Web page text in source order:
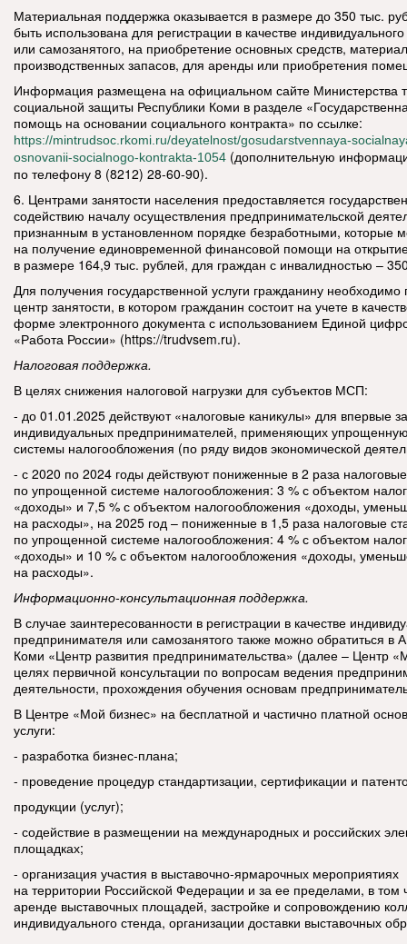
Материальная поддержка оказывается в размере до 350 тыс.
быть использована для регистрации в качестве
или самозанятого, на приобретение основных средств,
производственных запасов, для аренды или приобретения
Информация размещена на официальном сайте Министерства
социальной защиты Республики Коми в разделе
помощь на основании социального контракта» по ссылке:
https://mintrudsoc.rkomi.ru/deyatelnost/gosudarstvennaya-
osnovanii-socialnogo-kontrakta-1054 (дополнительную
по телефону 8 (8212) 28-60-90).
6. Центрами занятости населения предоставляется
содействию началу осуществления предпринимательской
признанным в установленном порядке безработными, которые
на получение единовременной финансовой помощи на
в размере 164,9 тыс. рублей, для граждан с инвалидностью –
Для получения государственной услуги гражданину необходимо
центр занятости, в котором гражданин состоит на учете в
форме электронного документа с использованием Единой
«Работа России» (https://trudvsem.ru).
Налоговая поддержка.
В целях снижения налоговой нагрузки для субъектов МСП:
- до 01.01.2025 действуют «налоговые каникулы» для впервые
индивидуальных предпринимателей, применяющих
системы налогообложения (по ряду видов экономической
- с 2020 по 2024 годы действуют пониженные в 2 раза налоговые
по упрощенной системе налогообложения: 3 % с объектом
«доходы» и 7,5 % с объектом налогообложения «доходы,
на расходы», на 2025 год – пониженные в 1,5 раза налоговые
по упрощенной системе налогообложения: 4 % с объектом
«доходы» и 10 % с объектом налогообложения «доходы,
на расходы».
Информационно-консультационная поддержка.
В случае заинтересованности в регистрации в качестве
предпринимателя или самозанятого также можно обратиться в
Коми «Центр развития предпринимательства» (далее – Центр
целях первичной консультации по вопросам ведения
деятельности, прохождения обучения основам
В Центре «Мой бизнес» на бесплатной и частично платной
услуги:
- разработка бизнес-плана;
- проведение процедур стандартизации, сертификации и
продукции (услуг);
- содействие в размещении на международных и российских
площадках;
- организация участия в выставочно-ярмарочных мероприятиях
на территории Российской Федерации и за ее пределами, в том
аренде выставочных площадей, застройке и сопровождению
индивидуального стенда, организации доставки выставочных